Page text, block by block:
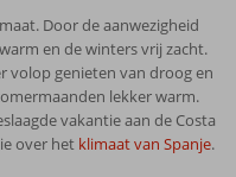
Door de aanwezigheid
en de winters vrij zacht.
volop genieten van droog en
lekker warm.
vakantie aan de Costa
over het klimaat van Spanje.